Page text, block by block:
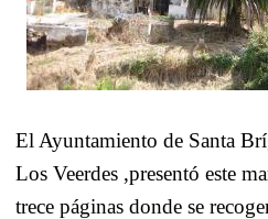
El Ayuntamiento de Santa
Los Veerdes ,presentó este
trece páginas donde se